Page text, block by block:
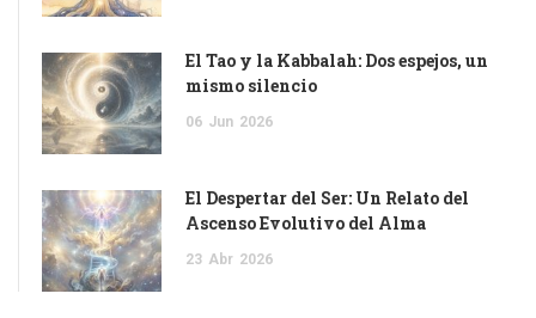
El Tao y la Kabbalah: Dos espejos, un
mismo silencio
06 Jun 2026
El Despertar del Ser: Un Relato del
Ascenso Evolutivo del Alma
23 Abr 2026